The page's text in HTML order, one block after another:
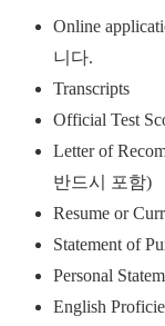
Online
니다.
Transcripts
Official Test
Letter of
반드시 포함)
Resume or
Statement of
Personal
English